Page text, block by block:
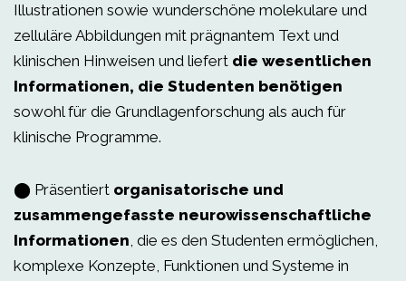
Illustrationen sowie wunderschöne molekulare und
zelluläre Abbildungen mit prägnantem Text und
klinischen Hinweisen und liefert die wesentlichen
Informationen, die Studenten benötigen
sowohl für die Grundlagenforschung als auch für
klinische Programme.
⬤ Präsentiert organisatorische und
zusammengefasste neurowissenschaftliche
Informationen, die es den Studenten ermöglichen,
komplexe Konzepte, Funktionen und Systeme in